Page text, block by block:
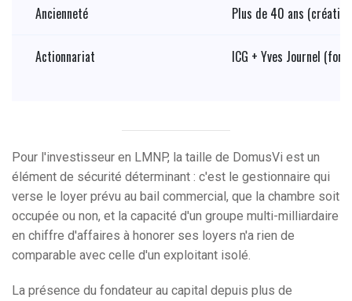
Ancienneté Plus de 40 ans
Actionnariat ICG + Yves Journel
Pour l'investisseur en LMNP, la taille de DomusVi est un
élément de sécurité déterminant : c'est le gestionnaire qui
verse le loyer prévu au bail commercial, que la chambre soit
occupée ou non, et la capacité d'un groupe multi-milliardaire
en chiffre d'affaires à honorer ses loyers n'a rien de
comparable avec celle d'un exploitant isolé.
La présence du fondateur au capital depuis plus de